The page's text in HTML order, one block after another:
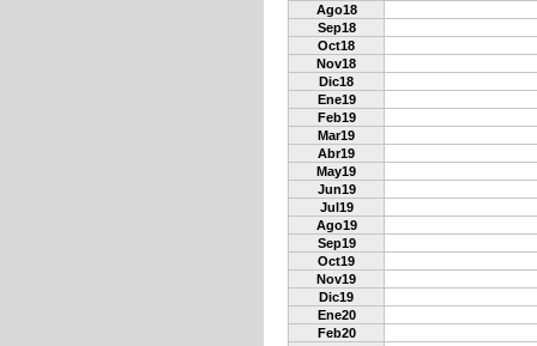
Ago18
Sep18
Oct18
Nov18
Dic18
Ene19
Feb19
Mar19
Abr19
May19
Jun19
Jul19
Ago19
Sep19
Oct19
Nov19
Dic19
Ene20
Feb20